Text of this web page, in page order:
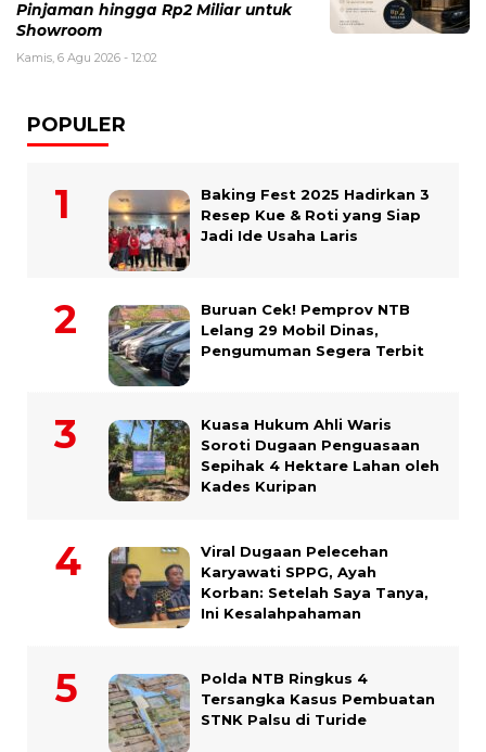
Pinjaman hingga Rp2 Miliar untuk
Showroom
Kamis, 6 Agu 2026 - 12:02
POPULER
Baking Fest 2025 Hadirkan 3
Resep Kue & Roti yang Siap
Jadi Ide Usaha Laris
Buruan Cek! Pemprov NTB
Lelang 29 Mobil Dinas,
Pengumuman Segera Terbit
Kuasa Hukum Ahli Waris
Soroti Dugaan Penguasaan
Sepihak 4 Hektare Lahan oleh
Kades Kuripan
Viral Dugaan Pelecehan
Karyawati SPPG, Ayah
Korban: Setelah Saya Tanya,
Ini Kesalahpahaman
Polda NTB Ringkus 4
Tersangka Kasus Pembuatan
STNK Palsu di Turide